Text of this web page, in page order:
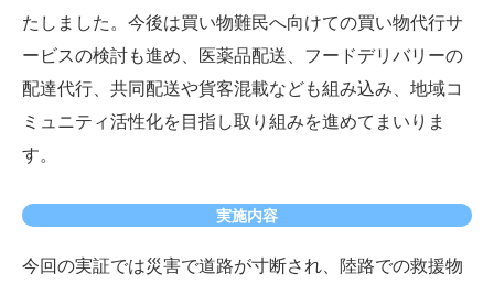
たしました。今後は買い物難民へ向けての買い物代行サ
ービスの検討も進め、医薬品配送、フードデリバリーの
配達代行、共同配送や貨客混載なども組み込み、地域コ
ミュニティ活性化を目指し取り組みを進めてまいりま
す。
実施内容
今回の実証では災害で道路が寸断され、陸路での救援物